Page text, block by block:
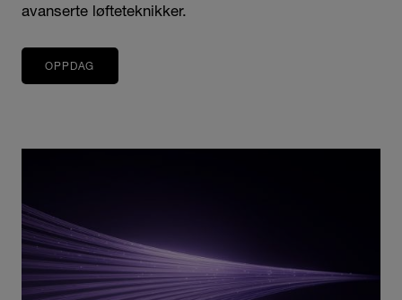
avanserte løfteteknikker.
OPPDAG